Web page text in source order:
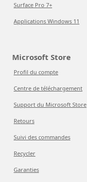
Surface Pro 7+
Applications Windows 11
Microsoft Store
Profil du compte
Centre de téléchargement
Support du Microsoft Store
Retours
Suivi des commandes
Recycler
Garanties